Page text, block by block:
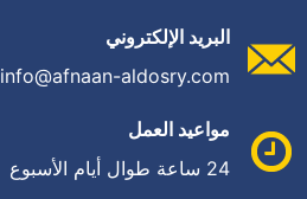
البريد الإلكتروني
info@afnaan-aldosry.com
مواعيد العمل
24 ساعة طوال أيام الأسبوع